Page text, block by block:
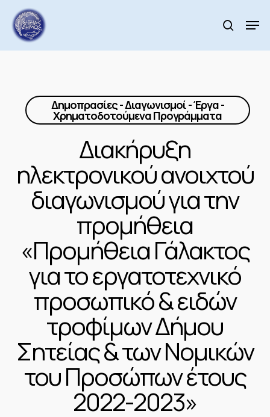
main
content
search
Δημοπρασίες - Διαγωνισμοί - Έργα -
Χρηματοδοτούμενα Προγράμματα
Διακήρυξη
ηλεκτρονικού ανοιχτού
διαγωνισμού για την
προμήθεια
«Προμήθεια Γάλακτος
για το εργατοτεχνικό
προσωπικό & ειδών
τροφίμων Δήμου
Σητείας & των Νομικών
του Προσώπων έτους
2022-2023»
Menu